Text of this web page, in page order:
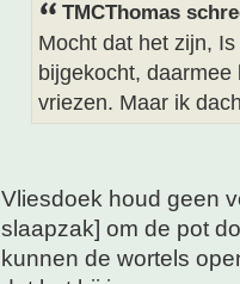
TMCThomas
Mocht dat het zijn,
bijgekocht,
vriezen. Maar ik
Vliesdoek houd geen
slaapzak] om de pot
kunnen de wortels